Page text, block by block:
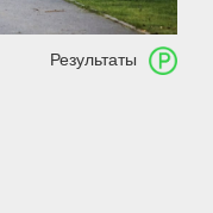
Результаты